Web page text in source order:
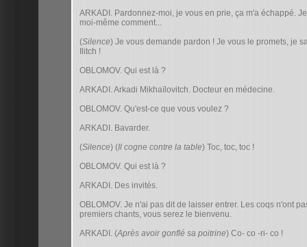
ARKADI. Pardonnez-moi, je vous en prie, ça m'a échappé.
moi-même comment...
(Silence) Je vous demande pardon ! Je vous le promets, je
Ilitch !
OBLOMOV. Qui est là ?
ARKADI. Arkadi Mikhaïlovitch. Docteur en médecine.
OBLOMOV. Qu'est-ce que vous voulez ?
ARKADI. Bavarder.
(Silence) (Il cogne contre la table) Toc, toc, toc !
OBLOMOV. Qui est là ?
ARKADI. Des invités.
OBLOMOV. Je n'ai pas dit de laisser entrer. Les coqs n'ont
premiers chants, vous serez le bienvenu.
ARKADI. (Après avoir gonflé sa poitrine) Co- co -ri- co !